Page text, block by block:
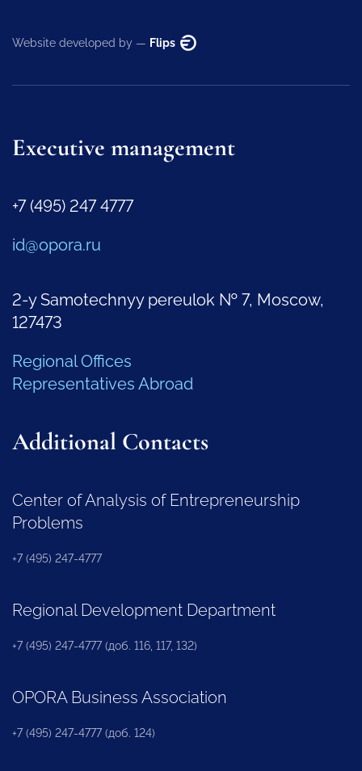
Website developed by — Flips
Executive management
+7 (495) 247 4777
id@opora.ru
2-y Samotechnyy pereulok № 7, Moscow,
127473
Regional Offices
Representatives Abroad
Additional Contacts
Center of Analysis of Entrepreneurship
Problems
+7 (495) 247-4777
Regional Development Department
+7 (495) 247-4777 (доб. 116, 117, 132)
OPORA Business Association
+7 (495) 247-4777 (доб. 124)